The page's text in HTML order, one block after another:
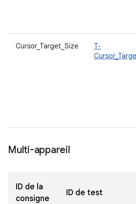
Cursor_Target_Size
T-
Multi-appareil
ID de la
consigne
ID de test